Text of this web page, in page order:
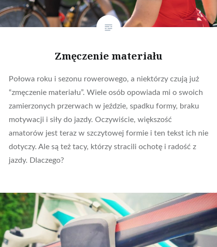
Zmęczenie materiału
Połowa roku i sezonu rowerowego, a niektórzy czują już
“zmęczenie materiału”. Wiele osób opowiada mi o swoich
zamierzonych przerwach w jeździe, spadku formy, braku
motywacji i siły do jazdy. Oczywiście, większość
amatorów jest teraz w szczytowej formie i ten tekst ich nie
dotyczy. Ale są też tacy, którzy stracili ochotę i radość z
jazdy. Dlaczego?